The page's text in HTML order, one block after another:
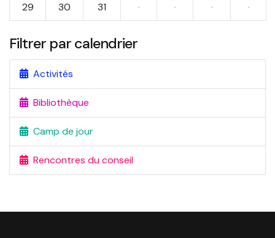
29 30 31 · · · ·
Filtrer par calendrier
Activités
Bibliothèque
Camp de jour
Rencontres du conseil